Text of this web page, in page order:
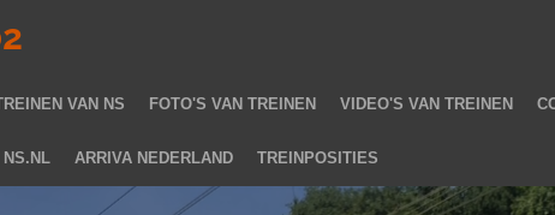
VAN NS FOTO'S VAN TREINEN VIDEO'S VAN TREINEN
NS.NL ARRIVA NEDERLAND TREINPOSITIES